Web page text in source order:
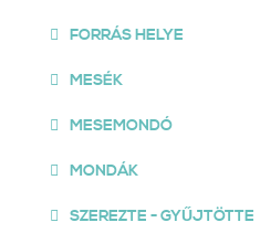
FORRÁS HELYE
MESÉK
MESEMONDÓ
MONDÁK
SZEREZTE - GYŰJTÖTTE